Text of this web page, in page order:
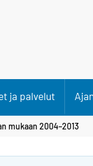
ja palvelut
mukaan 2004–2013